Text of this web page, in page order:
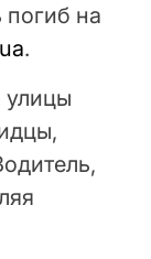
на
.
улицы